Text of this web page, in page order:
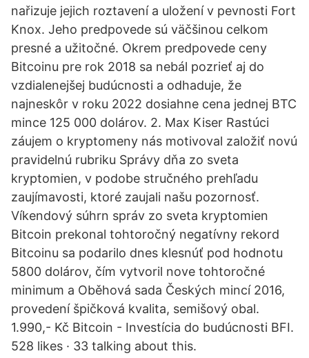
nařizuje jejich roztavení a uložení v pevnosti Fort
Knox. Jeho predpovede sú väčšinou celkom
presné a užitočné. Okrem predpovede ceny
Bitcoinu pre rok 2018 sa nebál pozrieť aj do
vzdialenejšej budúcnosti a odhaduje, že
najneskôr v roku 2022 dosiahne cena jednej BTC
mince 125 000 dolárov. 2. Max Kiser Rastúci
záujem o kryptomeny nás motivoval založiť novú
pravidelnú rubriku Správy dňa zo sveta
kryptomien, v podobe stručného prehľadu
zaujímavosti, ktoré zaujali našu pozornosť.
Víkendový súhrn správ zo sveta kryptomien
Bitcoin prekonal tohtoročný negatívny rekord
Bitcoinu sa podarilo dnes klesnúť pod hodnotu
5800 dolárov, čím vytvoril nove tohtoročné
minimum a Oběhová sada Českých mincí 2016,
provedení špičková kvalita, semišový obal.
1.990,- Kč Bitcoin - Investícia do budúcnosti BFI.
528 likes · 33 talking about this.